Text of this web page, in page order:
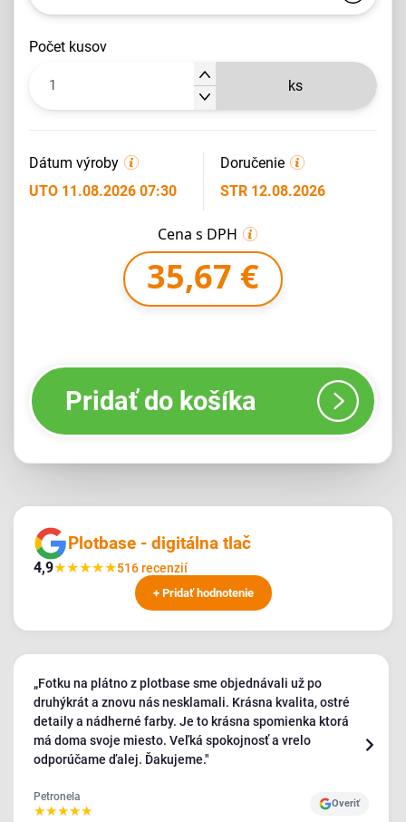
počet kusov
ks
Dátum výroby
UTO 11.08.2026 07:30
Doručenie
STR 12.08.2026
Cena s DPH
35,67 €
Pridať do košíka
Plotbase - digitálna tlač
4,9★★★★★516 recenzií
+ Pridať hodnotenie
„Fotku na plátno z plotbase sme objednávali už po
druhýkrát a znovu nás nesklamali. Krásna kvalita, ostré
detaily a nádherné farby. Je to krásna spomienka ktorá
má doma svoje miesto. Veľká spokojnosť a vrelo
odporúčame ďalej. Ďakujeme."
Petronela
★★★★★ Overiť